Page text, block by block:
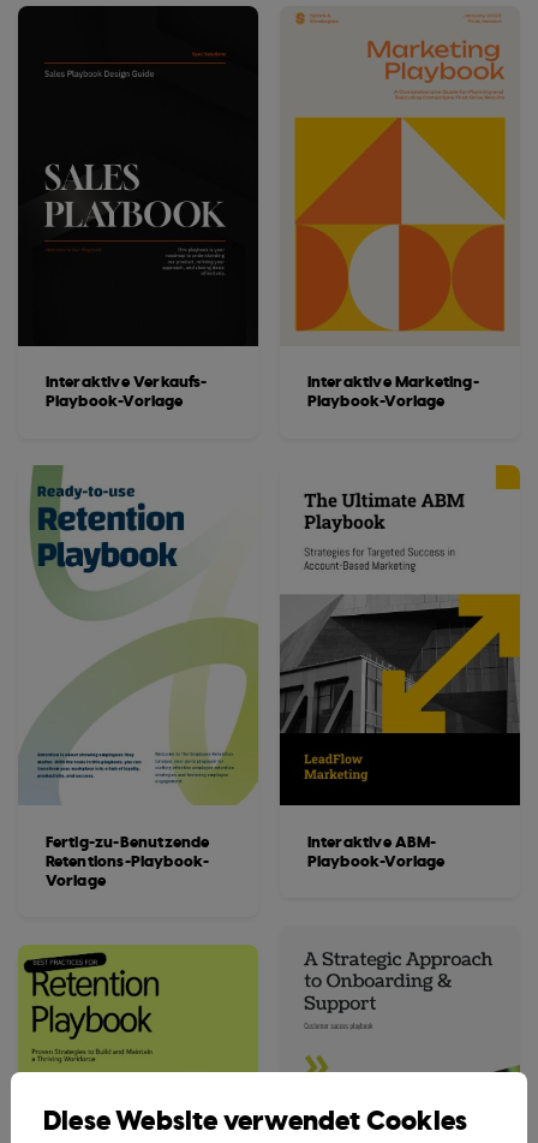
Interaktive Verkaufs-
Playbook-Vorlage
Fertig-zu-Benutzende
Retentions-Playbook-
Vorlage
Interaktive Marketing-
Playbook-Vorlage
Interaktive ABM-
Playbook-Vorlage
Diese Website verwendet Cookies